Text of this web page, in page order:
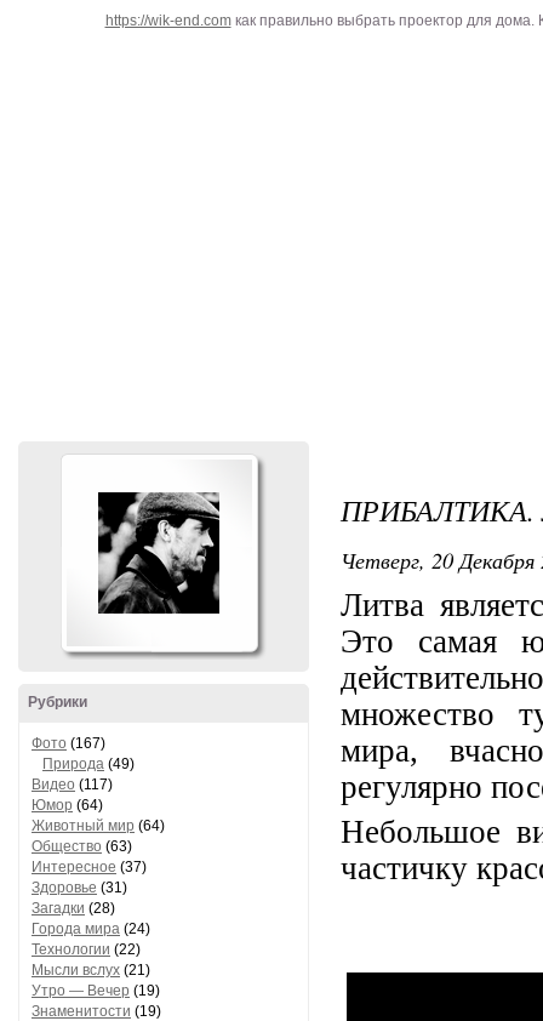
https://wik-end.comкак правильно выбрать проектор для
Рубрики
Фото (167)
Природа (49)
Видео (117)
Юмор (64)
Животный мир (64)
Общество (63)
Интересное (37)
Здоровье (31)
Загадки (28)
Города мира (24)
Технологии (22)
Мысли вслух (21)
Утро — Вечер (19)
Знаменитости (19)
ПРИБАЛТИКА.
Четверг, 20
Литва
Это самая
множество
мира,
регулярно
Небольшое
частичку